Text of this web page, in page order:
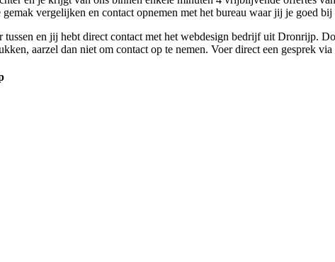
gemak vergelijken en contact opnemen met het bureau waar jij je goed
en jij hebt direct contact met het webdesign bedrijf uit Dronrijp.
aarzel dan niet om contact op te nemen. Voer direct een gesprek